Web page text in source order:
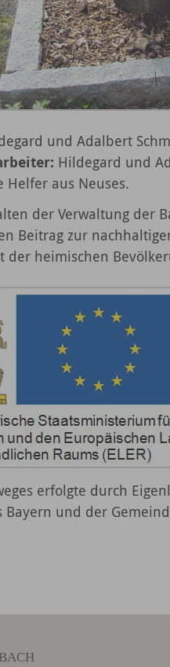
und Adalbert
Hildegard und
aus Neuses.
der Verwaltung der
Beitrag zur
heimischen
erfolgte durch
Bayern und der